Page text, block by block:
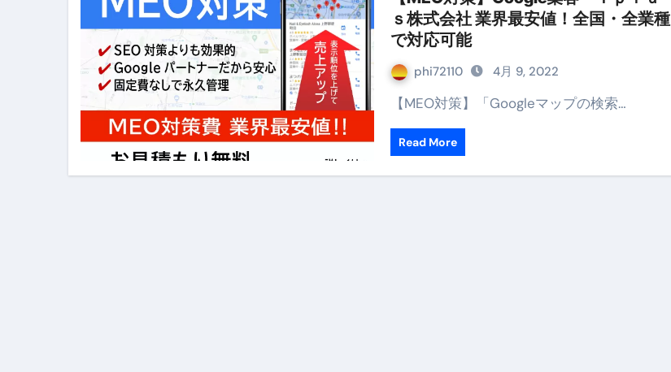
イタリア料理店【営業風景】週末ビリビリのランチ営業
笑む窓のある家 4K修復版 （ブルーレイディスク）
ゼダー/死霊の復活祭 （ブルーレイディスク）
死ぬまでに行きたい！【３つ星】ベストレストランを体験してみた結果…
【Vlog：July 2025】マリナと過ごしたイタリア
ｓ株式会社 業界最安値！全国・全業種
で対応可能
phi72110 4月 9, 2022
【MEO対策】「Googleマップの検索…
Read More